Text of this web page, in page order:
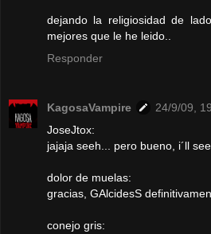
dejando la religiosidad de
mejores que le he leido..
Responder
KagosaVampire
24/9/09,
JoseJtox:
jajaja seeh... pero bueno, i´ll
dolor de muelas:
gracias, GAlcidesS
conejo gris: